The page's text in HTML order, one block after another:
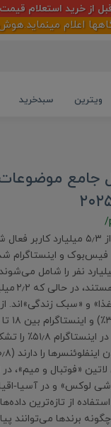
از خرید استعلام
ویترین سبدخرید
جامع
/
فیس‌بوک و اینستاگرام
میلیارد نفر را شامل
«فوتبال و میم»،
برندها می‌توانند